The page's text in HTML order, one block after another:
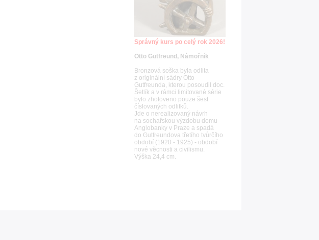
Správný kurs po celý rok 2026!
Otto Gutfreund, Námořník
Bronzová soška byla odlita
z originální sádry Otto
Gutfreunda, kterou posoudil doc.
Šetlík a v rámci limitované série
bylo zhotoveno pouze šest
číslovaných odlitků.
Jde o nerealizovaný návrh
na sochařskou výzdobu domu
Anglobanky v Praze a spadá
do Gutfreundova třetího tvůrčího
období (1920 - 1925) - období
nové věcnosti a civilismu.
Výška 24,4 cm.